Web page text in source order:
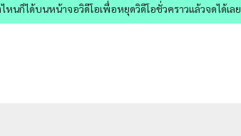
นก็ได้บนหน้าจอวิดีโอเพื่อหยุดวิดีโอชั่วคราวแล้วจดได้เ